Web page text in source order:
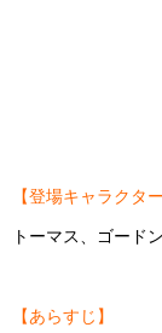
【登場キャラクタ
トーマス、ゴード
【あらすじ】